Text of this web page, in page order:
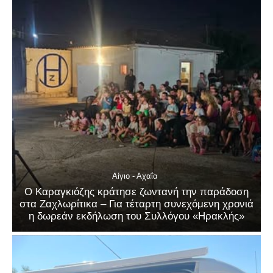
Αίγιο - Αχαΐα
Ο Καραγκιόζης κράτησε ζωντανή την παράδοση
στα Ζαχλωρίτικα – Για τέταρτη συνεχόμενη χρονιά
η δωρεάν εκδήλωση του Συλλόγου «Ηρακλής»